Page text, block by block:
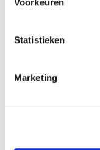
Statistieken
Marketing